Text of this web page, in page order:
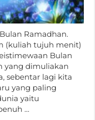
Ramadhan.
(kuliah tujuh menit)
Bulan
yang dimuliakan
sebentar lagi kita
yang paling
yaitu
…